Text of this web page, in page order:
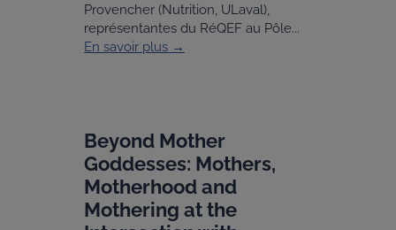
Provencher (Nutrition, ULaval),
représentantes du RéQEF au Pôle...
En savoir plus →
Beyond Mother
Goddesses: Mothers,
Motherhood and
Mothering at the